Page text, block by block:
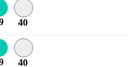
40
40